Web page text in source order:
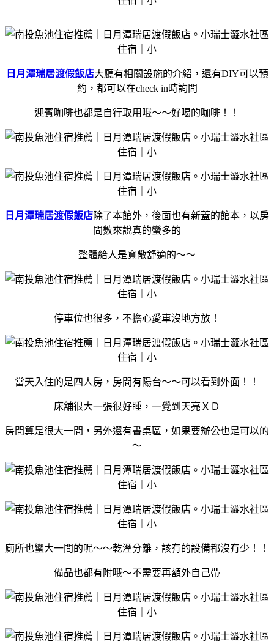
日月潭瑞居渡假飯店大廳有相關設施的介紹，還有DIY可以預
約，都可以在check in時詢問
迎賓咖啡也都是自行取用哦～～好喝的咖啡！！
日月潭瑞居渡假飯店除了本館外，後面也有新蓋的館本，以房
間數來說真的蠻多的
整體給人是寬敞舒適的～～
停車位也很多，不擔心愛車沒地方放！
當天入住的是四人房，房間有陽台～～可以看到外面！！
床舖很大一張很好睡，一覺到天亮ＸＤ
房間算是很大一間，另外還有書桌區，如果要辦公也是可以的
～
廁所也蠻大一間的呢～～乾溼分離，該有的設備都沒有少！！
備品也都有附哦～不需要再額外自己帶